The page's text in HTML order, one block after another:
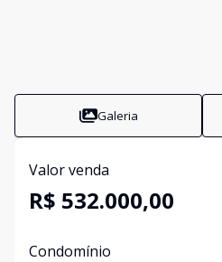
Galeria
Valor venda
R$ 532.000,00
Condomínio